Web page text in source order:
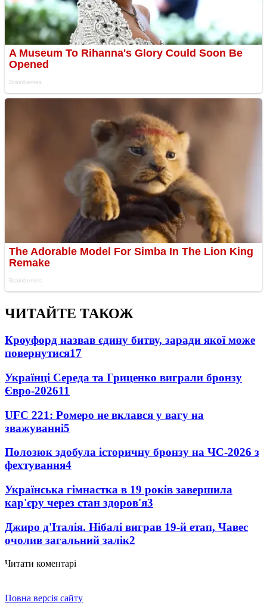
ЧИТАЙТЕ ТАКОЖ
Кроуфорд назвав єдину битву, заради якої може
повернутися17
Українці Середа та Гриценко виграли бронзу
Євро-202611
UFC 221: Ромеро не вклався у вагу на
зважуванні5
Полозюк здобула історичну бронзу на ЧС-2026 з
фехтування4
Українська гімнастка в 19 років завершила
кар'єру через стан здоров'я3
Джиро д'Італія. Нібалі виграв 19-й етап, Чавес
очолив загальний залік2
Читати коментарі
Повна версія сайту